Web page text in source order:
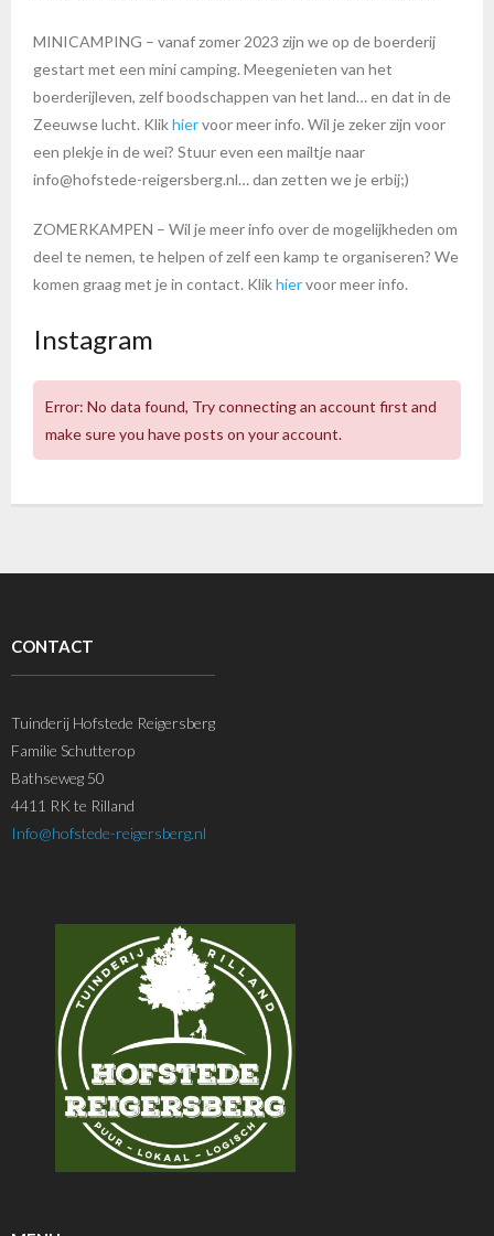
MINICAMPING – vanaf zomer 2023 zijn we op de boerderij
gestart met een mini camping. Meegenieten van het
boerderijleven, zelf boodschappen van het land… en dat in de
Zeeuwse lucht. Klikhiervoor meer info. Wil je zeker zijn voor
een plekje in de wei? Stuur even een mailtje naar
info@hofstede-reigersberg.nl… dan zetten we je erbij;)
ZOMERKAMPEN – Wil je meer info over de mogelijkheden om
deel te nemen, te helpen of zelf een kamp te organiseren? We
komen graag met je in contact. Klikhiervoor meer info.
Instagram
Error: No data found, Try connecting an account first and
make sure you have posts on your account.
CONTACT
Tuinderij Hofstede Reigersberg
Familie Schutterop
Bathseweg 50
4411 RK te Rilland
Info@hofstede-reigersberg.nl